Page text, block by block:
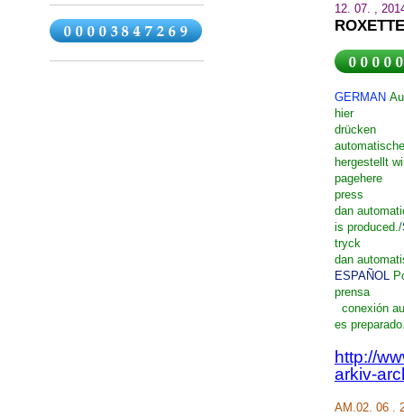
12. 07. ,
GERMAN
hier
drücken
hergestellt
pagehere
press
dan
is produced./
tryck
dan
ESPAÑOL
prensa
conexión
es preparado
http://
arkiv-
AM.02. 06 .